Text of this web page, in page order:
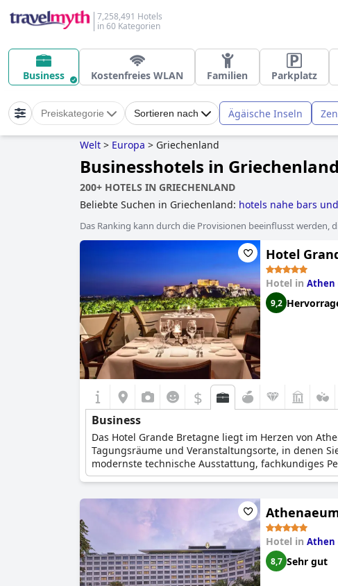
7,258,491 Hotels
in 60 Kategorien
Business Kostenfreies WLAN Familien Parkplatz
Preiskategorie Sortieren nach Ägäische Inseln
Welt > Europa > Griechenland
Businesshotels in Griechenland
200+ HOTELS IN GRIECHENLAND
Beliebte Suchen in Griechenland: hotels nahe bars
hotels,hotels für flitterwochen,luxushotels,yoga
zimmer,hotels im boutique-stil,behindertengerechte
4-sterne-hotels,hotels mit wellenbad
Das Ranking kann durch die Provisionen beeinflusst werden,
Hotel
Hotel in Athen
9,2
$
Business
Das Hotel Grande Bretagne liegt im Herzen von
Tagungsräume und Veranstaltungsorte, in denen
modernste technische Ausstattung, fachkundiges
Übersetzungs- und Sekretariatsdienste. Die
Hotel in Athen
8,7 Sehr gut